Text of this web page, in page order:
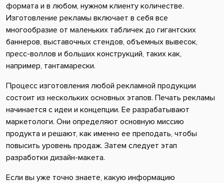
формата и в любом, нужном клиенту количестве.
Изготовление рекламы включает в себя все
многообразие от маленьких табличек до гигантских
баннеров, выставочных стендов, объемных вывесок,
пресс-воллов и больших конструкций, таких как,
например, тантамарески.
Процесс изготовления любой рекламной продукции
состоит из нескольких основных этапов. Печать рекламы
начинается с идеи и концепции. Ее разрабатывают
маркетологи. Они определяют основную миссию
продукта и решают, как именно ее преподать, чтобы
повысить уровень продаж. Затем следует этап
разработки дизайн-макета.
Если вы уже точно знаете, какую информацию